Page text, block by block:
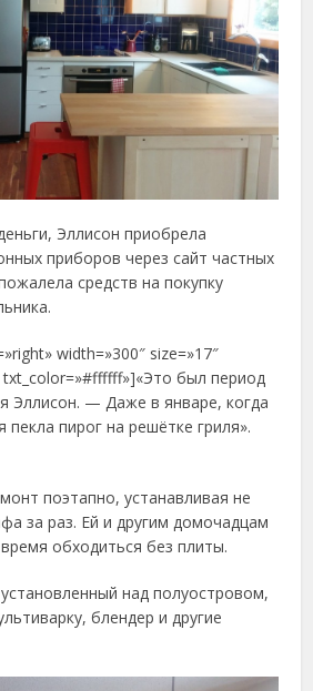
Эллисон приобрела
приборов через сайт частных
средств на покупку
width=»300″ size=»17″
txt_color=»#ffffff»]«Это был период
Эллисон. — Даже в январе, когда
пекла пирог на решётке гриля».
поэтапно, устанавливая не
за раз. Ей и другим домочадцам
обходиться без плиты.
над полуостровом,
блендер и другие